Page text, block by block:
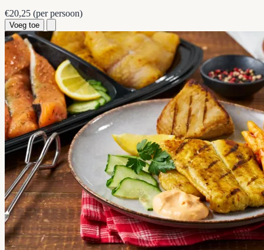
€20,25 (per persoon)
Voeg toe